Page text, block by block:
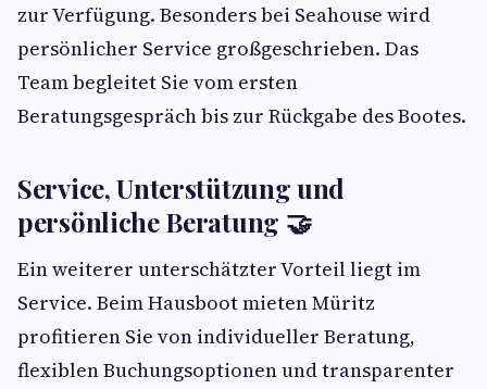
zur Verfügung. Besonders bei Seahouse wird
persönlicher Service großgeschrieben. Das
Team begleitet Sie vom ersten
Beratungsgespräch bis zur Rückgabe des Bootes.
Service, Unterstützung und
persönliche Beratung 🤝
Ein weiterer unterschätzter Vorteil liegt im
Service. Beim Hausboot mieten Müritz
profitieren Sie von individueller Beratung,
flexiblen Buchungsoptionen und transparenter